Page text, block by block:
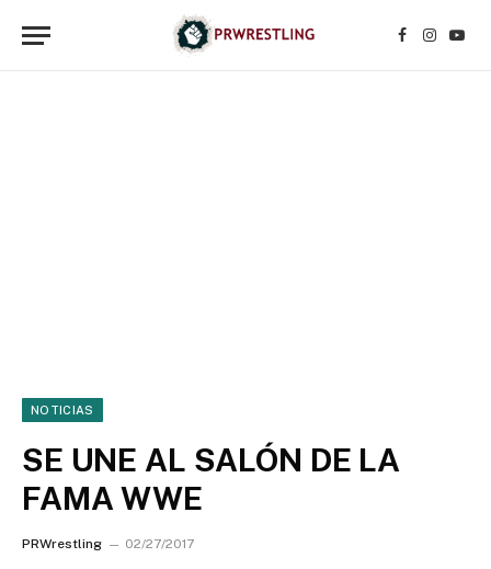
Facebook
NOTICIAS
SE UNE AL SALÓN DE LA
FAMA WWE
PRWrestling 02/27/2017